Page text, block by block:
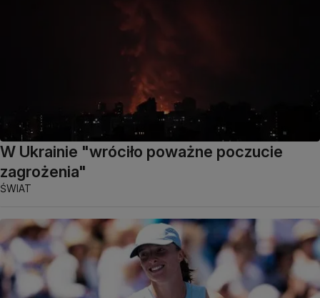
W Ukrainie "wróciło poważne poczucie
zagrożenia"
ŚWIAT